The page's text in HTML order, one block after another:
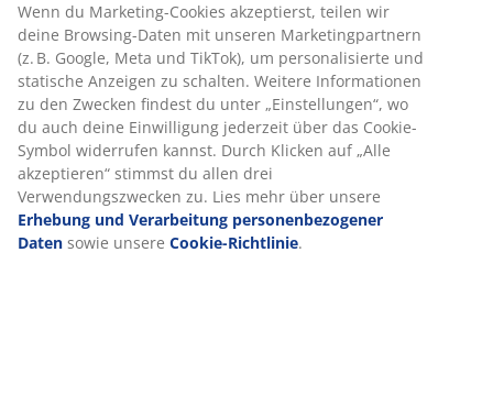
Wenn du Marketing-Cookies akzeptierst, teilen wir
deine Browsing-Daten mit unseren Marketingpartnern
(z. B. Google, Meta und TikTok), um personalisierte und
statische Anzeigen zu schalten. Weitere Informationen
zu den Zwecken findest du unter „Einstellungen“, wo
du auch deine Einwilligung jederzeit über das Cookie-
Symbol widerrufen kannst. Durch Klicken auf „Alle
akzeptieren“ stimmst du allen drei
Verwendungszwecken zu. Lies mehr über unsere
Erhebung und Verarbeitung personenbezogener
Daten sowie unsere Cookie-Richtlinie.